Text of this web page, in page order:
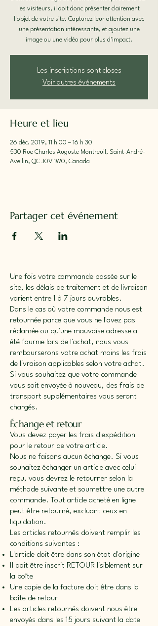
les visiteurs, il doit donc présenter clairement
l'objet de votre site. Capturez leur attention avec
une présentation intéressante, et ajoutez une
image ou une vidéo pour plus d'impact.
Les inscriptions sont closes
Voir autres événements
Heure et lieu
26 déc. 2019, 11 h 00 – 16 h 30
530 Rue Charles Auguste Montreuil, Saint-André-
Avellin, QC J0V 1W0, Canada
Partager cet événement
Une fois votre commande passée sur le
site, les délais de traitement et de livraison
varient entre 1 à 7 jours ouvrables.
Dans le cas où votre commande nous est
retournée parce que vous ne l'avez pas
réclamée ou qu'une mauvaise adresse a
été fournie lors de l'achat, nous vous
rembourserons votre achat moins les frais
de livraison applicables selon votre achat.
Si vous souhaitez que votre commande
vous soit envoyée à nouveau, des frais de
transport supplémentaires vous seront
chargés.
Échange et retour
Vous devez payer les frais d'expédition
pour le retour de votre article.
Nous ne faisons aucun échange. Si vous
souhaitez échanger un article avec celui
reçu, vous devrez le retourner selon la
méthode suivante et soumettre une autre
commande. Tout article acheté en ligne
peut être retourné, excluant ceux en
liquidation.
Les articles retournés doivent remplir les
conditions suivantes :
L'article doit être dans son état d'origine
Il doit être inscrit RETOUR lisiblement sur
la boîte
Une copie de la facture doit être dans la
boîte de retour
Les articles retournés doivent nous être
envoyés dans les 15 jours suivant la date